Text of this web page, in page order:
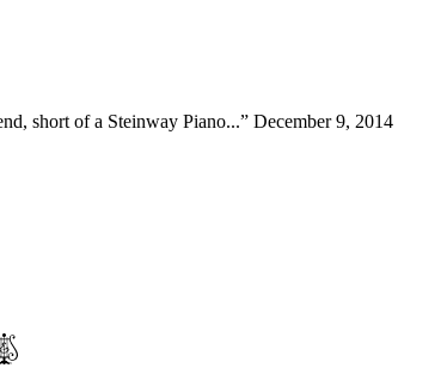
short of a Steinway Piano...” December 9, 2014